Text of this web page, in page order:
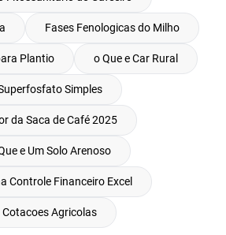
Fases Fenologicas do Milho
Plantio o Que e Car Rural
Simples
da Saca de Café 2025
e Um Solo Arenoso
Controle Financeiro Excel
Cotacoes Agricolas